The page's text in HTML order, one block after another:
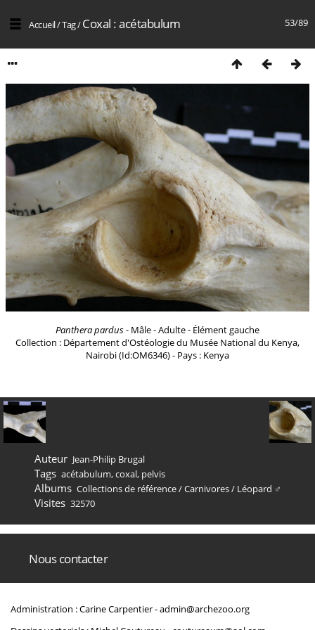
53/89
Accueil/Tag/Coxal : acétabulum
Panthera pardus- Mâle - Adulte - Élément gauche
Collection : Département d'Ostéologie du Musée National du Kenya,
Nairobi (Id:OM6346) - Pays : Kenya
Auteur Jean-Philip Brugal
Tags acétabulum,coxal, pelvis
Albums Collections de référence/Carnivores/ Léopard ♂
Visites 32570
Nous contacter
Administration : Carine Carpentier -admin@archezoo.org